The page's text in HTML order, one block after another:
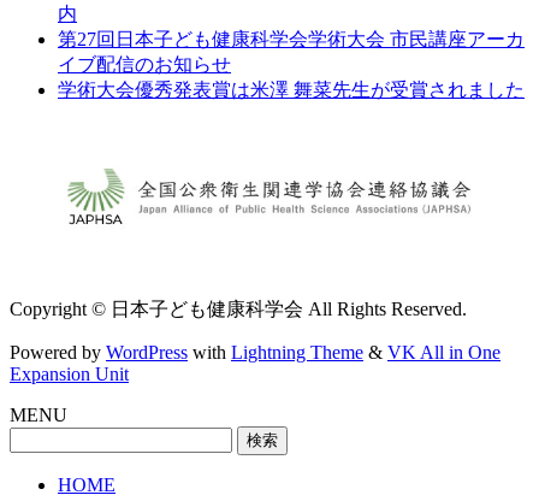
内
第27回日本子ども健康科学会学術大会 市民講座アーカ
イブ配信のお知らせ
学術大会優秀発表賞は米澤 舞菜先生が受賞されました
Copyright © 日本子ども健康科学会 All Rights Reserved.
Powered by WordPress with Lightning Theme & VK All in One
Expansion Unit
MENU
HOME